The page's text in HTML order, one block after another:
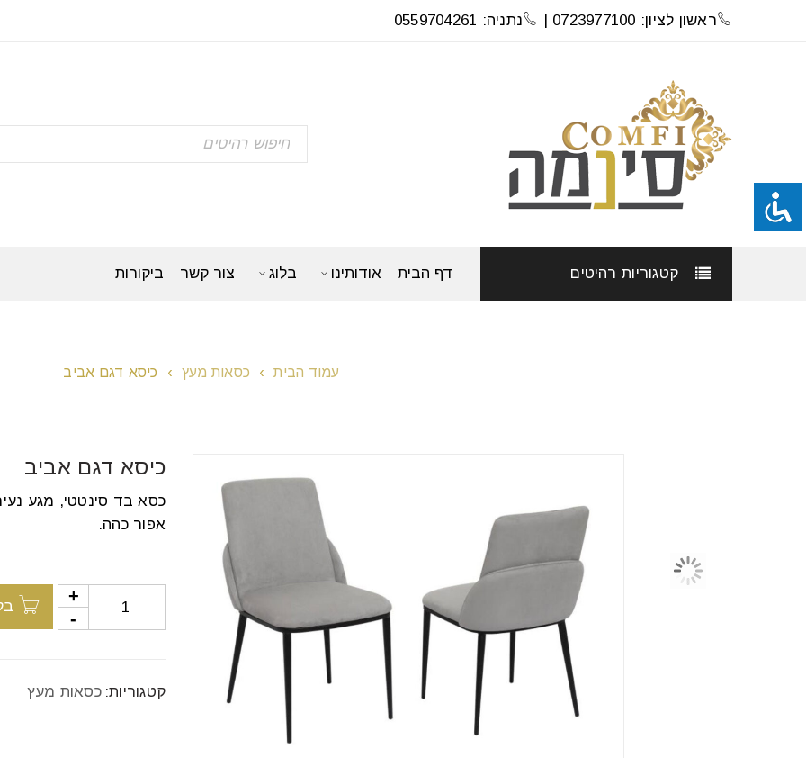
ראשון לציון: 0723977100 | נתניה: 0559704261
קטגוריות רהיטים דף הבית אודותינו בלוג צור קשר ביקורות
עמוד הבית › כסאות מעץ › כיסא דגם אביב
כיסא דגם אביב
כסא בד סינטטי, מגע
אפור כהה.
קטגוריות: כסאות מעץ